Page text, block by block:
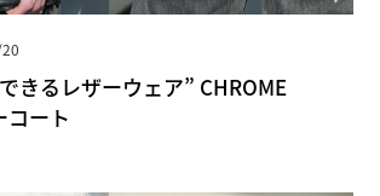
きるレザーウェア” CHROME
コート